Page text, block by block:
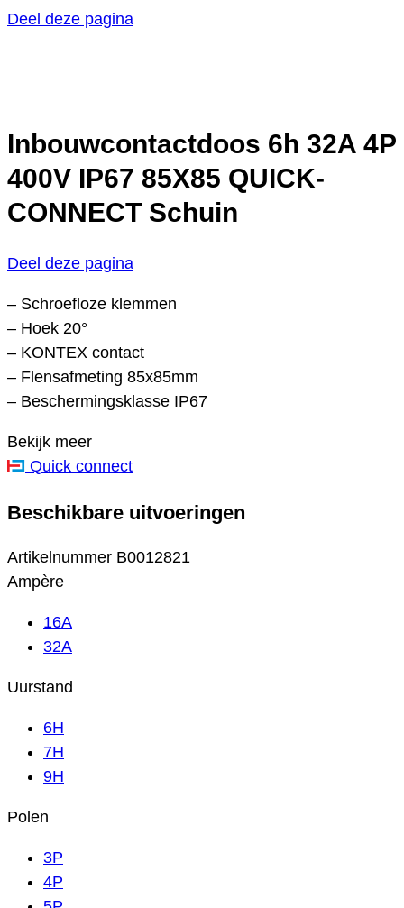
Deel deze pagina
Inbouwcontactdoos 6h 32A 4P
400V IP67 85X85 QUICK-
CONNECT Schuin
Deel deze pagina
– Schroefloze klemmen
– Hoek 20°
– KONTEX contact
– Flensafmeting 85x85mm
– Beschermingsklasse IP67
Bekijk meer
Quick connect
Beschikbare uitvoeringen
Artikelnummer B0012821
Ampère
16A
32A
Uurstand
6H
7H
9H
Polen
3P
4P